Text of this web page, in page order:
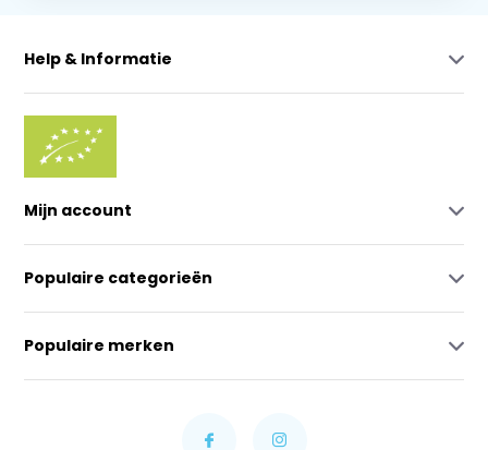
Help & Informatie
Mijn account
Populaire categorieën
Populaire merken